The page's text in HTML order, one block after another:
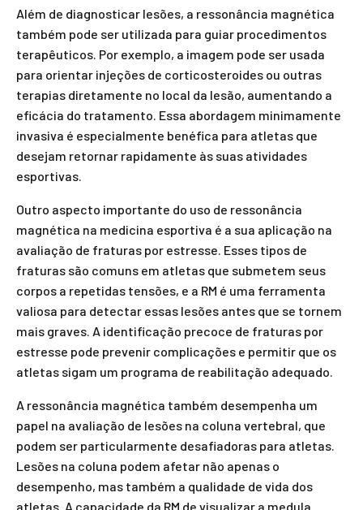
Além de diagnosticar lesões, a ressonância magnética
também pode ser utilizada para guiar procedimentos
terapêuticos. Por exemplo, a imagem pode ser usada
para orientar injeções de corticosteroides ou outras
terapias diretamente no local da lesão, aumentando a
eficácia do tratamento. Essa abordagem minimamente
invasiva é especialmente benéfica para atletas que
desejam retornar rapidamente às suas atividades
esportivas.
Outro aspecto importante do uso de ressonância
magnética na medicina esportiva é a sua aplicação na
avaliação de fraturas por estresse. Esses tipos de
fraturas são comuns em atletas que submetem seus
corpos a repetidas tensões, e a RM é uma ferramenta
valiosa para detectar essas lesões antes que se tornem
mais graves. A identificação precoce de fraturas por
estresse pode prevenir complicações e permitir que os
atletas sigam um programa de reabilitação adequado.
A ressonância magnética também desempenha um
papel na avaliação de lesões na coluna vertebral, que
podem ser particularmente desafiadoras para atletas.
Lesões na coluna podem afetar não apenas o
desempenho, mas também a qualidade de vida dos
atletas. A capacidade da RM de visualizar a medula